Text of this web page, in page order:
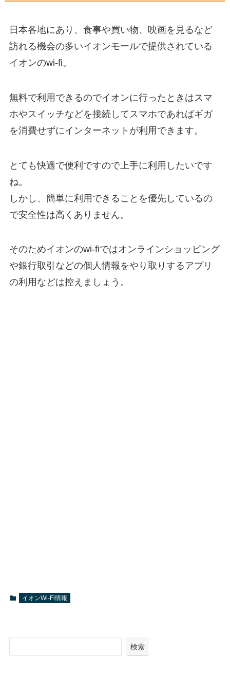
日本各地にあり、食事や買い物、映画を見るなど
訪れる機会の多いイオンモールで提供されている
イオンのwi-fi。
無料で利用できるのでイオンに行ったときはスマ
ホやスイッチなどを接続してスマホであればギガ
を消費せずにインターネットが利用できます。
とても快適で便利ですので上手に利用したいです
ね。
しかし、簡単に利用できることを優先しているの
で安全性は高くありません。
そのためイオンのwi-fiではオンラインショッピング
や銀行取引などの個人情報をやり取りするアプリ
の利用などは控えましょう。
イオンWi-Fi情報
検索